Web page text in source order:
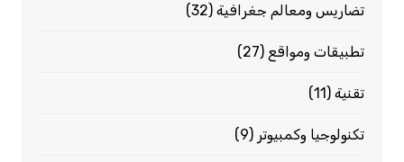
تضاريس ومعالم جغرافية(32)
تطبيقات ومواقع (27)
تقنية(11)
تكنولوجيا وكمبيوتر (9)